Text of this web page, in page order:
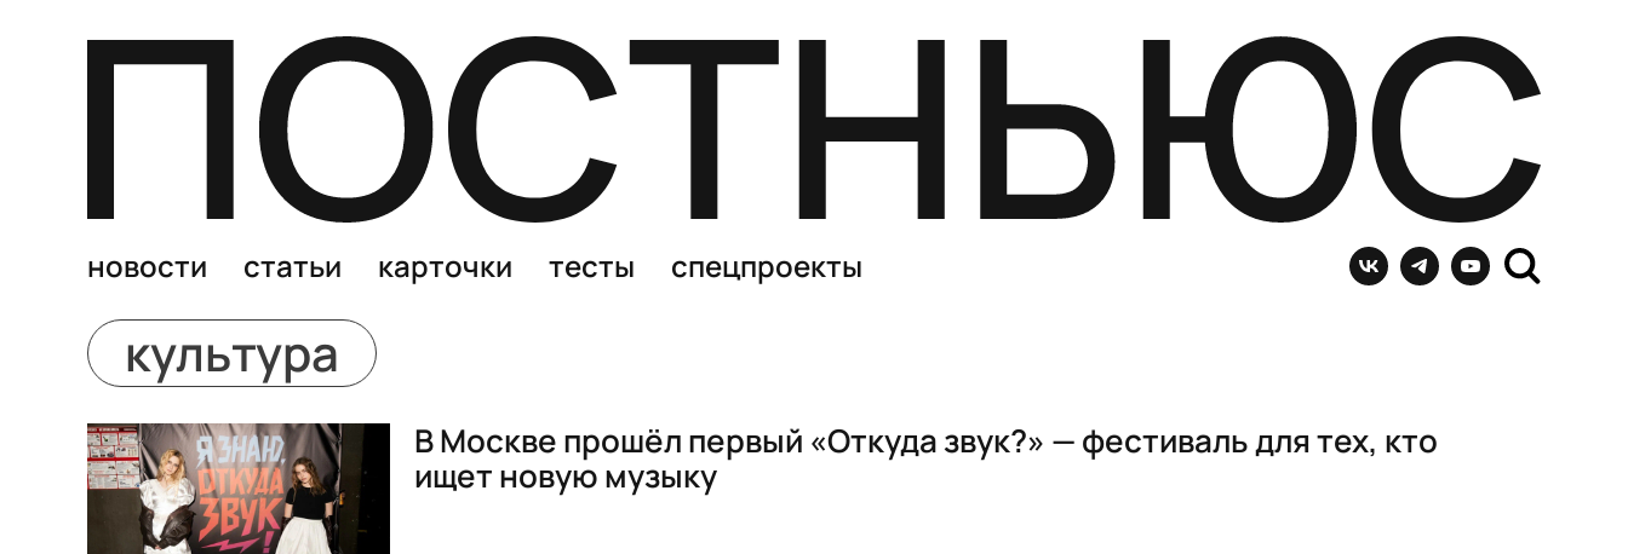
новости статьи карточки тесты спецпроекты
культура
В Москве прошёл первый «Откуда звук?» — фестиваль для тех, кто
ищет новую музыку